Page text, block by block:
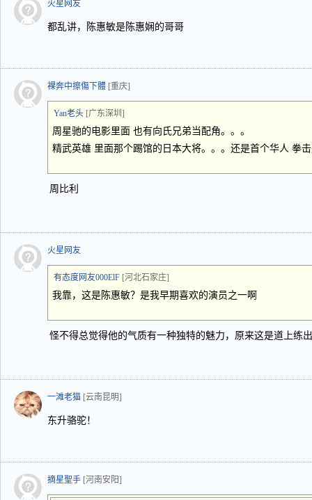
火星网友
都乱讲，陈惠敏是陈惠娴的哥哥
裸奔中擦傷下體 [重庆]
Yan老头 [广东深圳]
周星驰的电影里面 也有向氏兄弟当配角。。。
精武英雄 里面那个踢馆的日本大将。。。还是首个华人 拳
周比利
火星网友
有态度网友000ElF [河北石家庄]
我靠，这是陈惠敏？是我早期喜欢的演员之一啊
怪不得总觉得他的气质有一种独特的魅力，原来这是道上练
一滩老猫 [云南昆明]
东升骆驼！
摘星聖手 [河南安阳]